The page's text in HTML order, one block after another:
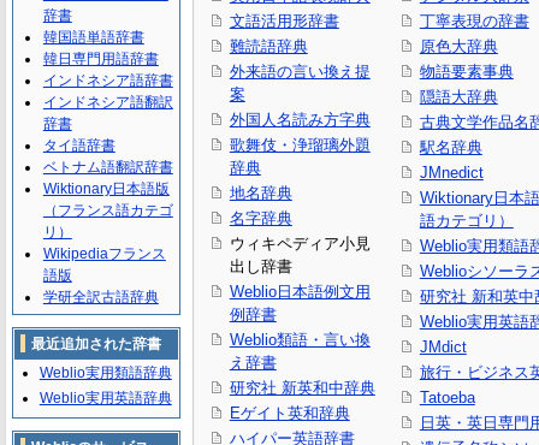
文語活用形辞書
難読語辞典
外来語の言い換え提
案
外国人名読み方字典
歌舞伎・浄瑠璃外題
辞典
地名辞典
名字辞典
ウィキペディア小見
出し辞書
Weblio日本語例文用
例辞書
Weblio類語・言い換
え辞書
研究社 新英和中辞典
Eゲイト英和辞典
ハイパー英語辞書
丁寧表現の辞書
原色大辞典
物語要素事典
隠語大辞典
古典文学作品名
駅名辞典
JMnedict
Wiktionary日本
語カテゴリ）
Weblio実用類語
Weblioシソーラ
研究社 新和英中
Weblio実用英語
JMdict
旅行・ビジネス
Tatoeba
日英・英日専門
辞書
韓国語単語辞書
韓日専門用語辞書
インドネシア語辞書
インドネシア語翻訳
辞書
タイ語辞書
ベトナム語翻訳辞書
Wiktionary日本語版
（フランス語カテゴ
リ）
Wikipediaフランス
語版
学研全訳古語辞典
最近追加された辞書
Weblio実用類語辞典
Weblio実用英語辞典